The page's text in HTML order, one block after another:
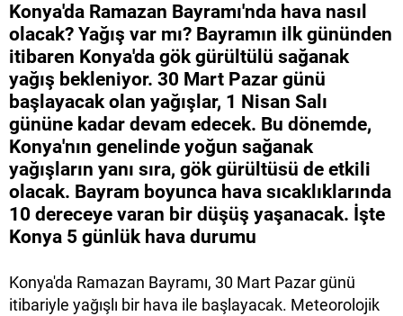
Konya'da Ramazan Bayramı'nda hava nasıl
olacak? Yağış var mı? Bayramın ilk gününden
itibaren Konya'da gök gürültülü sağanak
yağış bekleniyor. 30 Mart Pazar günü
başlayacak olan yağışlar, 1 Nisan Salı
gününe kadar devam edecek. Bu dönemde,
Konya'nın genelinde yoğun sağanak
yağışların yanı sıra, gök gürültüsü de etkili
olacak. Bayram boyunca hava sıcaklıklarında
10 dereceye varan bir düşüş yaşanacak. İşte
Konya 5 günlük hava durumu
Konya'da Ramazan Bayramı, 30 Mart Pazar günü
itibariyle yağışlı bir hava ile başlayacak. Meteorolojik